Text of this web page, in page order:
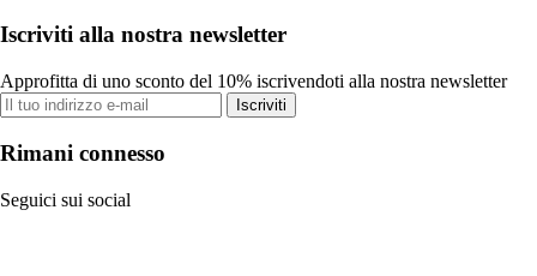
Iscriviti alla nostra newsletter
Approfitta di uno sconto del 10% iscrivendoti alla nostra newsletter
Iscriviti
Rimani connesso
Seguici sui social